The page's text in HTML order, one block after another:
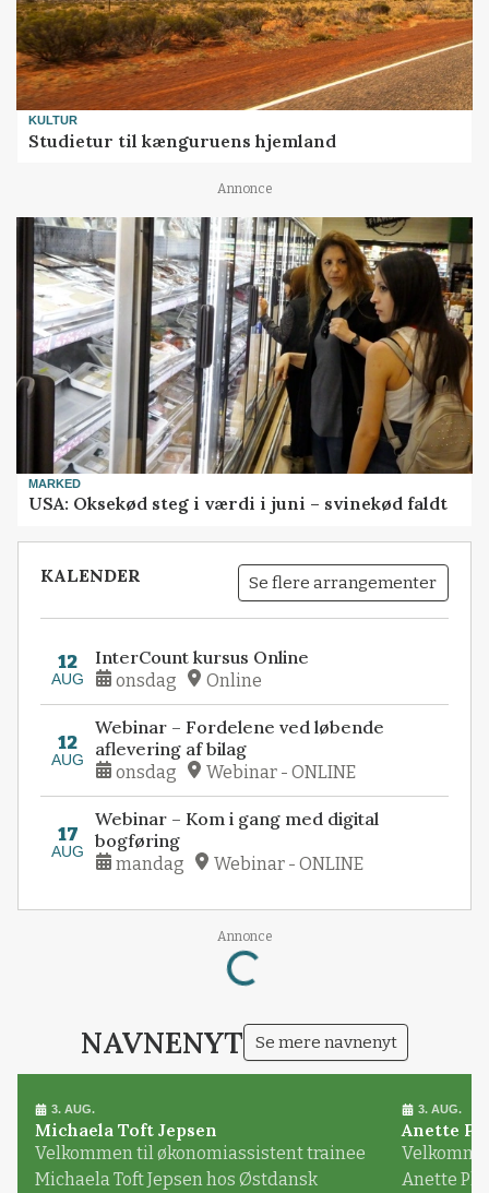
KULTUR
Studietur til kænguruens hjemland
Annonce
MARKED
USA: Oksekød steg i værdi i juni – svinekød faldt
KALENDER Se flere arrangementer
12
AUG
InterCount kursus Online
onsdag Online
12
AUG
Webinar – Fordelene ved løbende
aflevering af bilag
onsdag Webinar - ONLINE
17
AUG
Webinar – Kom i gang med digital
bogføring
mandag Webinar - ONLINE
Annonce
Loading...
NAVNENYT Se mere navnenyt
3. AUG.
Michaela Toft Jepsen
Velkommen til økonomiassistent trainee
Michaela Toft Jepsen hos Østdansk
3. AUG.
Anette
Anette